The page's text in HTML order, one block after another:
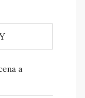
a